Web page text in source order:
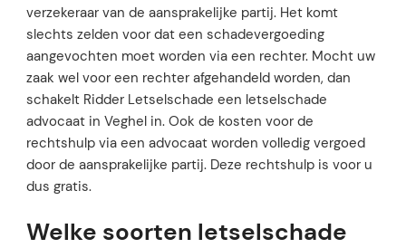
verzekeraar van de aansprakelijke partij. Het komt
slechts zelden voor dat een schadevergoeding
aangevochten moet worden via een rechter. Mocht uw
zaak wel voor een rechter afgehandeld worden, dan
schakelt Ridder Letselschade een letselschade
advocaat in Veghel in. Ook de kosten voor de
rechtshulp via een advocaat worden volledig vergoed
door de aansprakelijke partij. Deze rechtshulp is voor u
dus gratis.
Welke soorten letselschade